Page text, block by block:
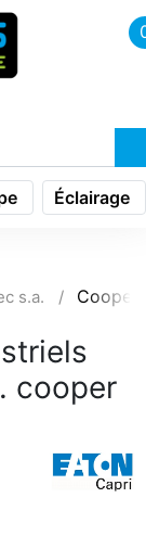
Éclairage
s.a. Cooper
cooper